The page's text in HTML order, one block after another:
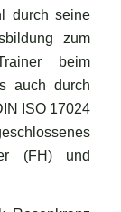
durch seine
zum
beim
auch durch
ISO 17024
(FH) und